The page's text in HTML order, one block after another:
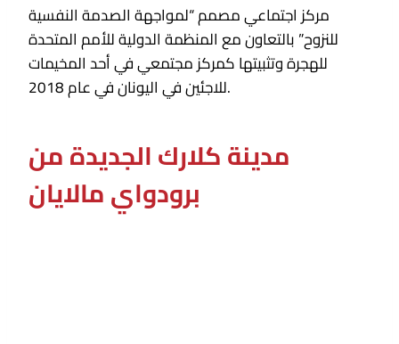
مركز اجتماعي مصمم “لمواجهة الصدمة النفسية
للنزوح” بالتعاون مع المنظمة الدولية للأمم المتحدة
للهجرة وتثبيتها كمركز مجتمعي في أحد المخيمات
للاجئين في اليونان في عام 2018.
مدينة كلارك الجديدة من
برودواي مالايان